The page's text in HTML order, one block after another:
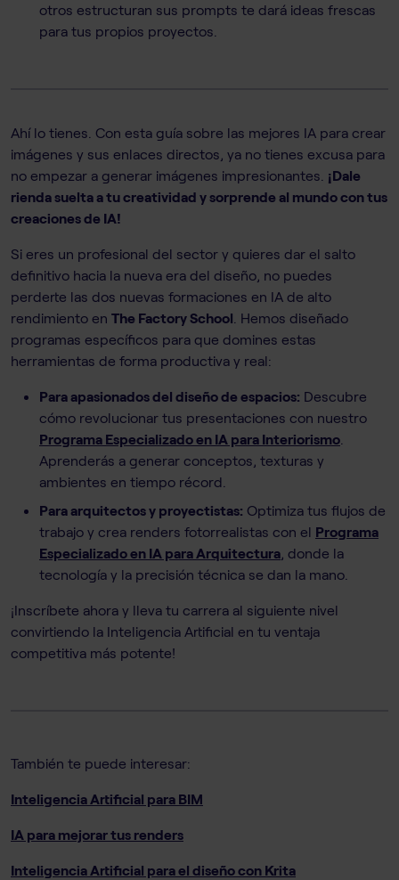
otros estructuran sus prompts te dará ideas frescas
para tus propios proyectos.
Ahí lo tienes. Con esta guía sobre las mejores IA para crear
imágenes y sus enlaces directos, ya no tienes excusa para
no empezar a generar imágenes impresionantes. ¡Dale
rienda suelta a tu creatividad y sorprende al mundo con tus
creaciones de IA!
Si eres un profesional del sector y quieres dar el salto
definitivo hacia la nueva era del diseño, no puedes
perderte las dos nuevas formaciones en IA de alto
rendimiento en The Factory School . Hemos diseñado
programas específicos para que domines estas
herramientas de forma productiva y real:
Para apasionados del diseño de espacios: Descubre
cómo revolucionar tus presentaciones con nuestro
Programa Especializado en IA para Interiorismo
Aprenderás a generar conceptos, texturas y
ambientes en tiempo récord.
Para arquitectos y proyectistas: Optimiza tus flujos de
trabajo y crea renders fotorrealistas con el Programa
Especializado en IA para Arquitectura , donde la
tecnología y la precisión técnica se dan la mano.
¡Inscríbete ahora y lleva tu carrera al siguiente nivel
convirtiendo la Inteligencia Artificial en tu ventaja
competitiva más potente!
También te puede interesar:
Inteligencia Artificial para BIM
IA para mejorar tus renders
Inteligencia Artificial para el diseño con Krita